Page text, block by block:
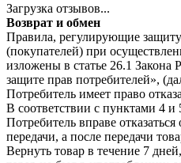
Загрузка отзывов...
Возврат и обмен
Правила, регулирующие
(покупателей) при
изложены в статье 26.1
защите прав потребителей»,
Потребитель имеет право
В соответствии с пунктами 4 и
Потребитель вправе
передачи, а после передачи
Вернуть товар в течение 7